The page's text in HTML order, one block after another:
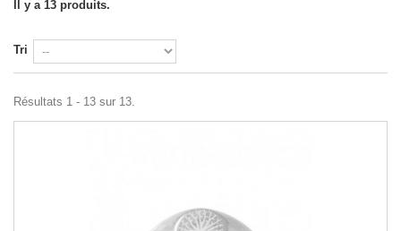
Il y a 13 produits.
Tri
Résultats 1 - 13 sur 13.